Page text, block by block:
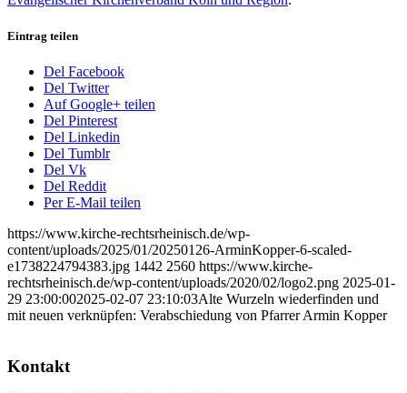
Eintrag teilen
Del Facebook
Del Twitter
Auf Google+ teilen
Del Pinterest
Del Linkedin
Del Tumblr
Del Vk
Del Reddit
Per E-Mail teilen
https://www.kirche-rechtsrheinisch.de/wp-
content/uploads/2025/01/20250126-ArminKopper-6-scaled-
e1738224794383.jpg 1442 2560 https://www.kirche-
rechtsrheinisch.de/wp-content/uploads/2020/02/logo2.png 2025-01-
29 23:00:002025-02-07 23:10:03Alte Wurzeln wiederfinden und
mit neuen verknüpfen: Verabschiedung von Pfarrer Armin Kopper
Kontakt